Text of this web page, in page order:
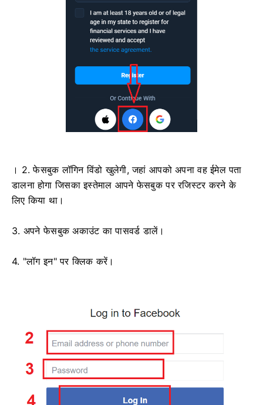
। 2. फेसबुक लॉगिन विंडो खुलेगी, जहां आपको अपना वह ईमेल पता
डालना होगा जिसका इस्तेमाल आपने फेसबुक पर रजिस्टर करने के
लिए किया था।
3. अपने फेसबुक अकाउंट का पासवर्ड डालें।
4. "लॉग इन" पर क्लिक करें।